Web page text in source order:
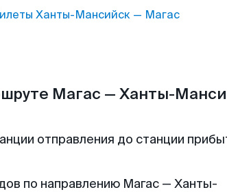
Ханты-Мансийск — Магас
Магас — Ханты-
отправления до станции
по направлению Магас — Ханты-